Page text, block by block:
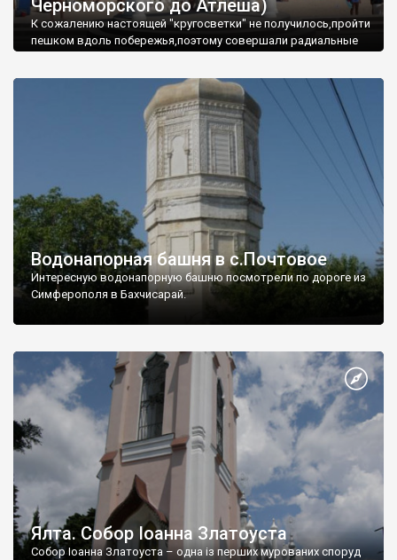
Черноморского до Атлеша)
К сожалению настоящей "кругосветки" не получилось,пройти
пешком вдоль побережья,поэтому совершали радиальные
Водонапорная башня в с.Почтовое
Интересную водонапорную башню посмотрели по дороге из
Симферополя в Бахчисарай.
Ялта. Собор Іоанна Златоуста
Собор Іоанна Златоуста – одна із перших мурованих споруд